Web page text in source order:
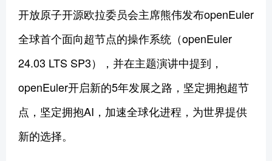
开放原子开源欧拉委员会主席熊伟发布openEuler
全球首个面向超节点的操作系统（openEuler
24.03 LTS SP3），并在主题演讲中提到，
openEuler开启新的5年发展之路，坚定拥抱超节
点，坚定拥抱AI，加速全球化进程，为世界提供
新的选择。